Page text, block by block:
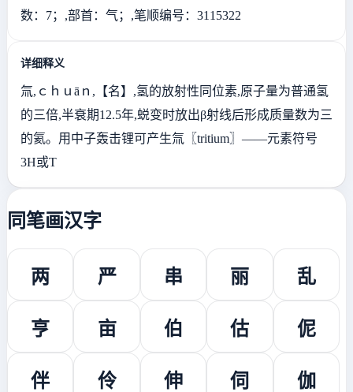
数：7；,部首：气；,笔顺编号：3115322
详细释义
氚,ｃｈｕāｎ,【名】,氢的放射性同位素,原子量为普通氢
的三倍,半衰期12.5年,蜕变时放出β射线后形成质量数为三
的氦。用中子轰击锂可产生氚〖tritium〗——元素符号
3H或T
同笔画汉字
两 严 串 丽 乱
亨 亩 伯 估 伲
伴 伶 伸 伺 伽